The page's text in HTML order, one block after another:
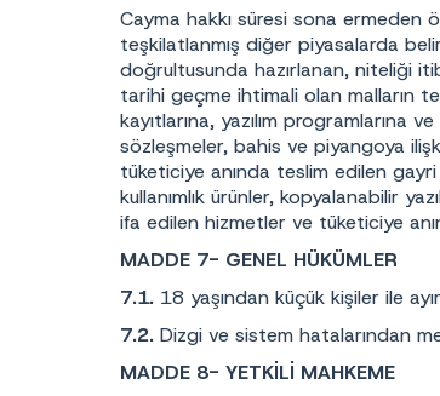
Cayma hakkı süresi sona ermeden
teşkilatlanmış diğer piyasalarda
doğrultusunda hazırlanan, niteliği
tarihi geçme ihtimali olan malların
kayıtlarına, yazılım programlarına
sözleşmeler, bahis ve piyangoya
tüketiciye anında teslim edilen
kullanımlık ürünler, kopyalanabilir
ifa edilen hizmetler ve tüketiciye
MADDE 7- GENEL HÜKÜMLER
7.1. 18 yaşından küçük kişiler ile
7.2. Dizgi ve sistem hatalarından
MADDE 8- YETKİLİ MAHKEME